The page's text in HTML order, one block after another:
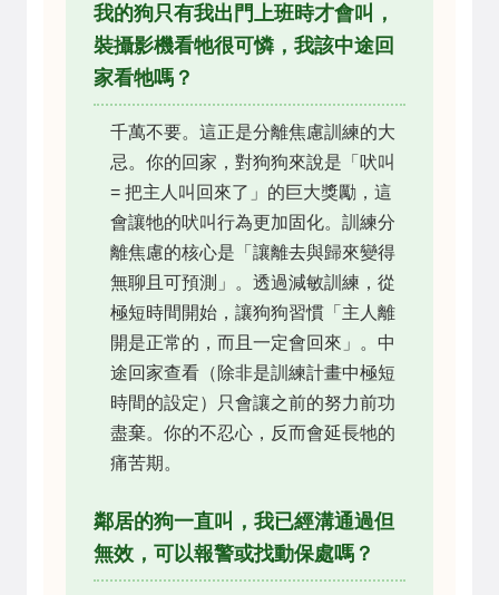
我的狗只有我出門上班時才會叫，
裝攝影機看牠很可憐，我該中途回
家看牠嗎？
千萬不要。這正是分離焦慮訓練的大
忌。你的回家，對狗狗來說是「吠叫
= 把主人叫回來了」的巨大獎勵，這
會讓牠的吠叫行為更加固化。訓練分
離焦慮的核心是「讓離去與歸來變得
無聊且可預測」。透過減敏訓練，從
極短時間開始，讓狗狗習慣「主人離
開是正常的，而且一定會回來」。中
途回家查看（除非是訓練計畫中極短
時間的設定）只會讓之前的努力前功
盡棄。你的不忍心，反而會延長牠的
痛苦期。
鄰居的狗一直叫，我已經溝通過但
無效，可以報警或找動保處嗎？